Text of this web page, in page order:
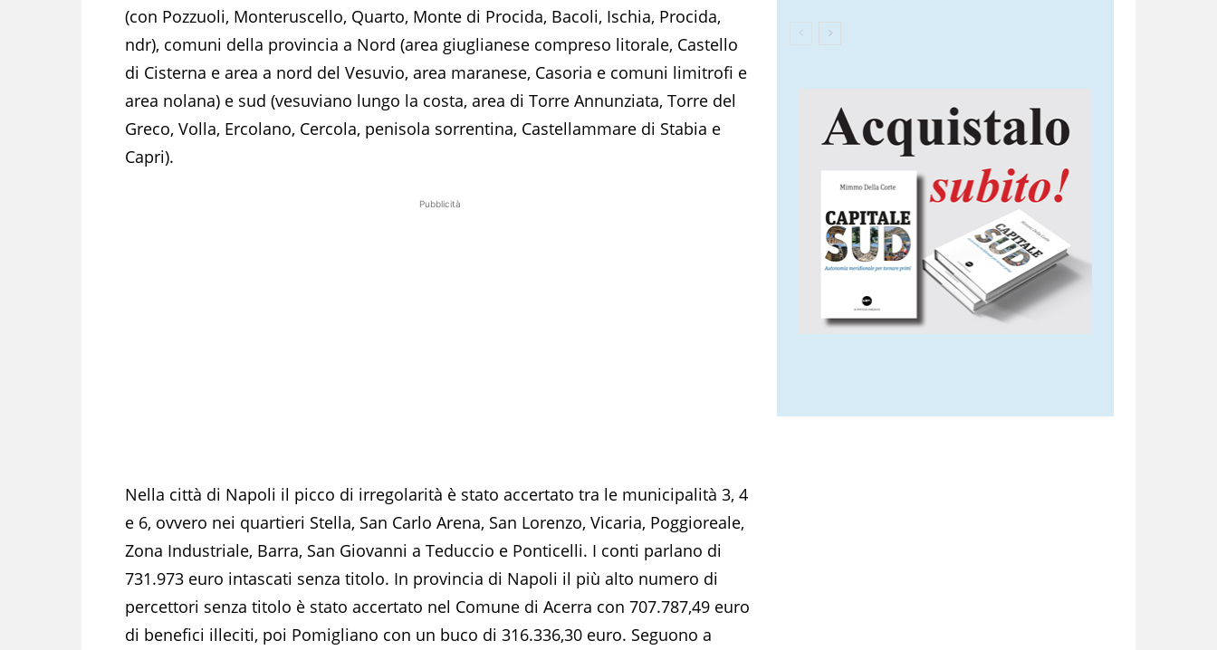
(con Pozzuoli, Monteruscello, Quarto, Monte di Procida, Bacoli, Ischia, Procida,
ndr), comuni della provincia a Nord (area giuglianese compreso litorale, Castello
di Cisterna e area a nord del Vesuvio, area maranese, Casoria e comuni limitrofi e
area nolana) e sud (vesuviano lungo la costa, area di Torre Annunziata, Torre del
Greco, Volla, Ercolano, Cercola, penisola sorrentina, Castellammare di Stabia e
Capri).
Pubblicità
Nella città di Napoli il picco di irregolarità è stato accertato tra le municipalità 3, 4
e 6, ovvero nei quartieri Stella, San Carlo Arena, San Lorenzo, Vicaria, Poggioreale,
Zona Industriale, Barra, San Giovanni a Teduccio e Ponticelli. I conti parlano di
731.973 euro intascati senza titolo. In provincia di Napoli il più alto numero di
percettori senza titolo è stato accertato nel Comune di Acerra con 707.787,49 euro
di benefici illeciti, poi Pomigliano con un buco di 316.336,30 euro. Seguono a